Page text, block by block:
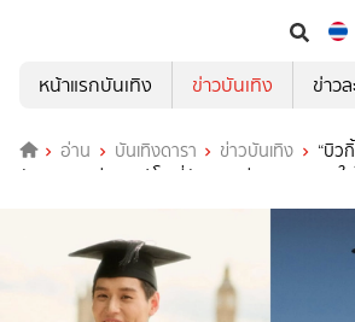
หน้าแรกบันเทิง
ข่าวบันเทิง ข่าว
อ่าน บันเทิงดารา ข่าวบันเทิง
“บิว
บัณฑิตคนเก่ง จบป.โท ที่อังกฤษ ร่ายยาวความในใ